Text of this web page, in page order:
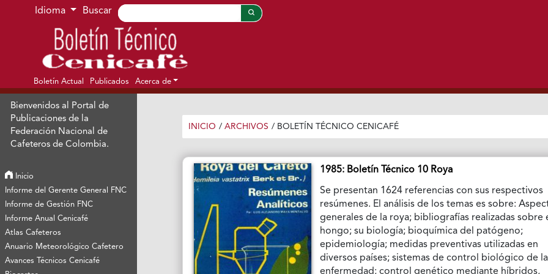
Ir al menú de navegación principal
Ir al contenido principal
Ir al pie de página del sitio
Idioma Buscar
Boletín Actual Publicados Acerca de
Bienvenidos al Portal de
Publicaciones de la
Federación Nacional de
Cafeteros de Colombia.
Inicio
Informe del Gerente General FNC
Informe de Gestión FNC
Informe Anual Cenicafé
Atlas Cafeteros
Anuario Meteorológico Cafetero
Avances Técnicos Cenicafé
INICIO / ARCHIVOS / BOLETÍN TÉCNICO CENICAFÉ
1985: Boletín Técnico 10 Roya
Se presentan 1624 referencias con sus respectivos
resúmenes. El análisis de los temas es sobre:
generales de la roya; bibliografías realizadas sobre
hongo; su biología; bioquímica del patógeno;
epidemiología; medidas preventivas utilizadas en
diversos países; sistemas de control biológico de la
enfermedad; control genético mediante híbridos,